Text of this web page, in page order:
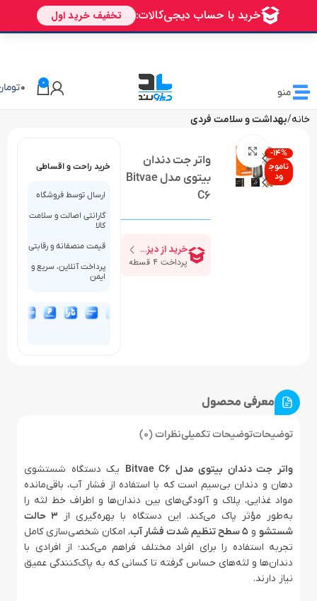
منو
0
0
خانه بهداشت و سلامت فردی
-14%
ناموج
ود
بزرگنمایی تصویر
واتر جت دندان
بیتوی مدل Bitvae
C6
خرید راحت و اقساطی
ارسال توسط فروشگاه
گارانتی اصالت و سلامت
کالا
قیمت منصفانه و رقابتی
پرداخت آنلاین، سریع و
ایمن
معرفی محصول
توضیحاتتوضیحات تکمیلینظرات (0)
واتر جت دندان بیتوی مدل Bitvae C6
یک دستگاه شستشوی
دهان و دندان بی‌سیم است که با استفاده از فشار آب، باقی‌مانده
مواد غذایی، پلاک و آلودگی‌های بین دندان‌ها و اطراف خط لثه را
به‌طور مؤثر پاک می‌کند. این دستگاه با بهره‌گیری از
۳ حالت
شستشو و ۵ سطح تنظیم شدت فشار آب
، امکان شخصی‌سازی کامل
تجربه استفاده را برای افراد مختلف فراهم می‌کند؛ از افرادی با
دندان‌ها و لثه‌های حساس گرفته تا کسانی که به پاک‌کنندگی عمیق
نیاز دارند.
🎁 تخفیف ویژه دیزولند برای اولین خرید شما AVALIN